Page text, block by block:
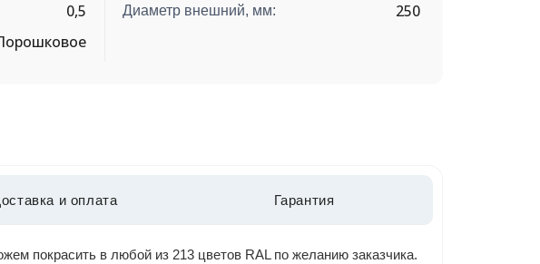
0,5 Диаметр внешний, мм: 250
и оплата Гарантия
покрасить в любой из 213 цветов RAL по желанию заказчика.